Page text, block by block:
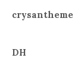
crysantheme
DH